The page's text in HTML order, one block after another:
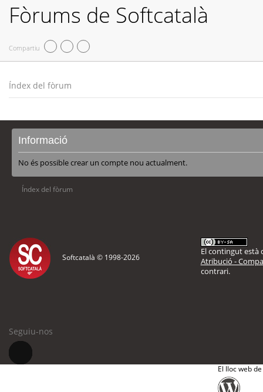
Fòrums de Softcatalà
Compartiu
Índex del fòrum
Informació
No és possible crear un compte nou actualment.
Índex del fòrum
Softcatalà © 1998-2026
El contingut està
Atribució -
contrari.
Seguiu-nos
El lloc web